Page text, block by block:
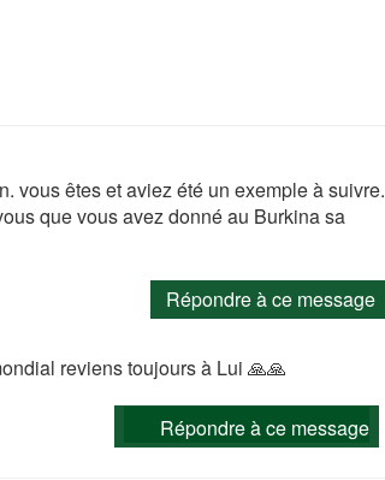
vous êtes et aviez été un exemple à suivre.
que vous avez donné au Burkina sa
Répondre à ce message
reviens toujours à Lui 🙏🙏
Répondre à ce message